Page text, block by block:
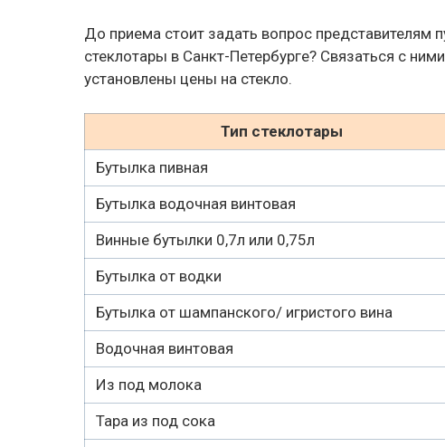
До приема стоит задать вопрос представителям
стеклотары в Санкт-Петербурге? Связаться с
установлены цены на стекло.
Тип стеклотары
Бутылка пивная
Бутылка водочная винтовая
Винные бутылки 0,7л или 0,75л
Бутылка от водки
Бутылка от шампанского/ игристого вина
Водочная винтовая
Из под молока
Тара из под сока